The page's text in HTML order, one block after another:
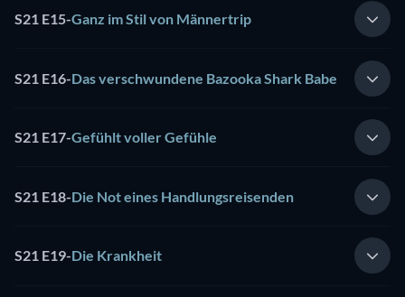
S21 E15-Ganz im Stil von Männertrip
S21 E16-Das verschwundene Bazooka Shark Babe
S21 E17-Gefühlt voller Gefühle
S21 E18-Die Not eines Handlungsreisenden
S21 E19-Die Krankheit